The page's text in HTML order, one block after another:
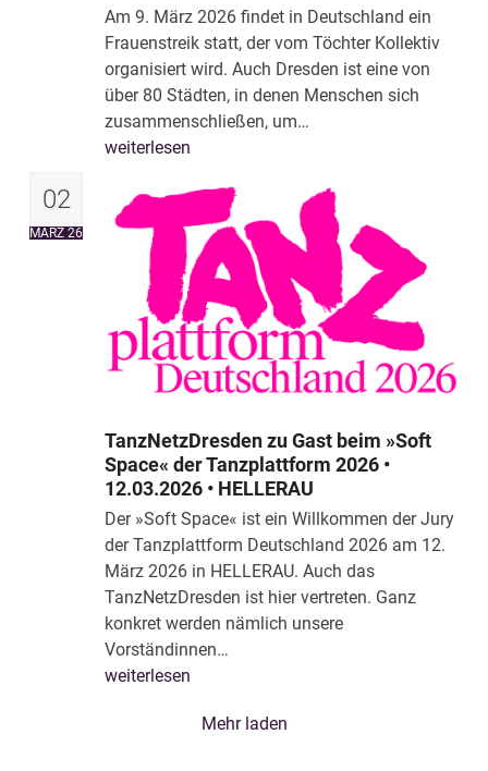
Am 9. März 2026 findet in Deutschland ein
Frauenstreik statt, der vom Töchter Kollektiv
organisiert wird. Auch Dresden ist eine von
über 80 Städten, in denen Menschen sich
zusammenschließen, um…
weiterlesen
02
MÄRZ 26
TanzNetzDresden zu Gast beim »Soft
Space« der Tanzplattform 2026 •
12.03.2026 • HELLERAU
Der »Soft Space« ist ein Willkommen der Jury
der Tanzplattform Deutschland 2026 am 12.
März 2026 in HELLERAU. Auch das
TanzNetzDresden ist hier vertreten. Ganz
konkret werden nämlich unsere
Vorständinnen…
weiterlesen
Mehr laden